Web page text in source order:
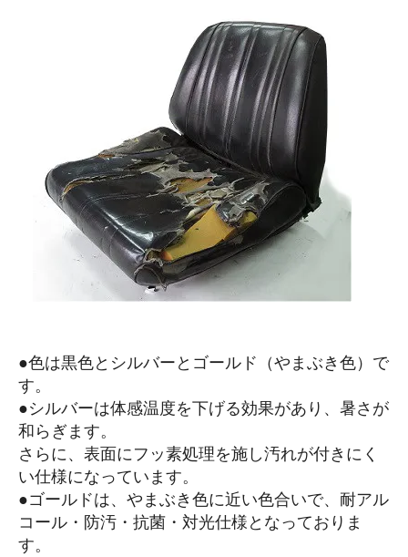
●色は黒色とシルバーとゴールド（やまぶき色）で
す。
●シルバーは体感温度を下げる効果があり、暑さが
和らぎます。
さらに、表面にフッ素処理を施し汚れが付きにく
い仕様になっています。
●ゴールドは、やまぶき色に近い色合いで、耐アル
コール・防汚・抗菌・対光仕様となっておりま
す。